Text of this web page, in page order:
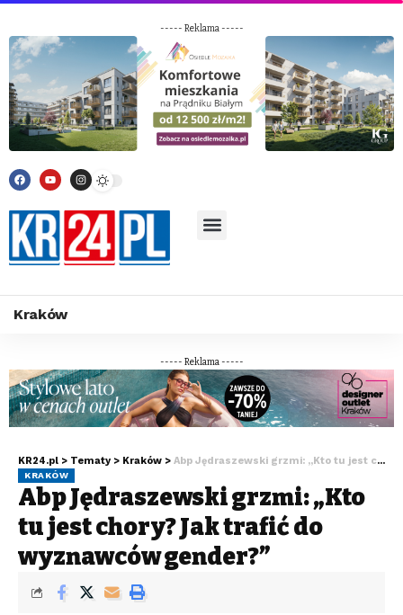
----- Reklama -----
Kraków
----- Reklama -----
KR24.pl > Tematy > Kraków > Abp Jędraszewski grzmi: „Kto tu jest chory? Jak trafić do wyznawców gender?”
KRAKÓW
Abp Jędraszewski grzmi: „Kto
tu jest chory? Jak trafić do
wyznawców gender?”